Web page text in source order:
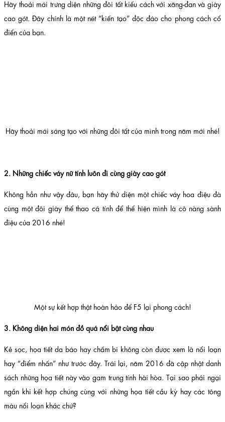
Hãy thoải mái trưng diện những đôi tất kiểu cách với xăng-đan và giày
cao gót. Đây chính là một nét “kiến tạo” độc đáo cho phong cách cổ
điển của bạn.
Hãy thoải mái sáng tạo với những đôi tất của mình trong năm mới nhé!
2. Những chiếc váy nữ tính luôn đi cùng giày cao gót
Không hẳn như vậy đâu, bạn hãy thử diện một chiếc váy hoa điệu đà
cùng một đôi giày thể thao cá tính để thể hiện mình là cô nàng sành
điệu của 2016 nhé!
Một sự kết hợp thật hoàn hảo để F5 lại phong cách!
3. Không diện hai món đồ quá nổi bật cùng nhau
Kẻ sọc, họa tiết da báo hay chấm bi không còn được xem là nổi loạn
hay “điểm nhấn” như trước đây. Trái lại, năm 2016 đã cập nhật danh
sách những họa tiết này vào gam trung tính hài hòa. Tại sao phải ngại
ngần khi kết hợp chúng cùng với những họa tiết cầu kỳ hay các tông
màu nổi loạn khác chứ?